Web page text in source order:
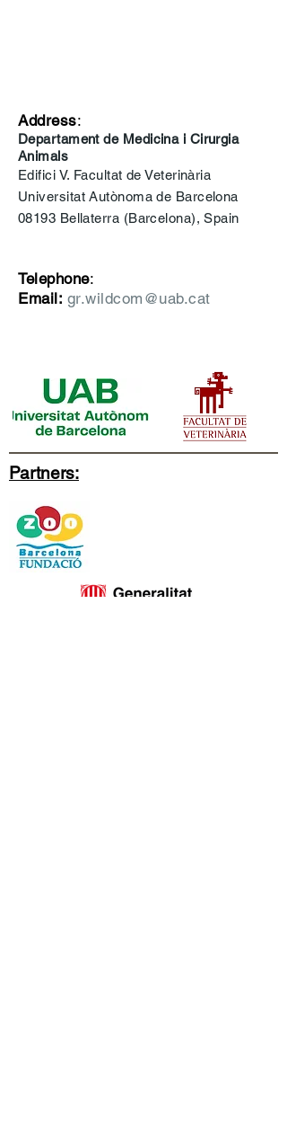
Address:
Departament de Medicina i Cirurgia
Animals
Edifici V. Facultat de Veterinària
Universitat Autònoma de Barcelona
08193 Bellaterra (Barcelona), Spain
Telephone:
Email: gr.wildcom@uab.cat
Partners: